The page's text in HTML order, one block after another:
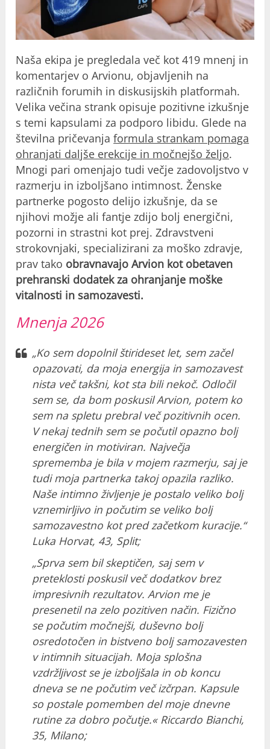
Naša ekipa je pregledala več kot 419 mnenj in
komentarjev o Arvionu, objavljenih na
različnih forumih in diskusijskih platformah.
Velika večina strank opisuje pozitivne izkušnje
s temi kapsulami za podporo libidu. Glede na
številna pričevanjaformula strankam pomaga
ohranjati daljše erekcije in močnejšo željo.
Mnogi pari omenjajo tudi večje zadovoljstvo v
razmerju in izboljšano intimnost. Ženske
partnerke pogosto delijo izkušnje, da se
njihovi možje ali fantje zdijo bolj energični,
pozorni in strastni kot prej. Zdravstveni
strokovnjaki, specializirani za moško zdravje,
prav tako obravnavajo Arvion kot obetaven
prehranski dodatek za ohranjanje moške
vitalnosti in samozavesti.
Mnenja 2026
„Ko sem dopolnil štirideset let, sem začel
opazovati, da moja energija in samozavest
nista več takšni, kot sta bili nekoč. Odločil
sem se, da bom poskusil Arvion, potem ko
sem na spletu prebral več pozitivnih ocen.
V nekaj tednih sem se počutil opazno bolj
energičen in motiviran. Največja
sprememba je bila v mojem razmerju, saj je
tudi moja partnerka takoj opazila razliko.
Naše intimno življenje je postalo veliko bolj
vznemirljivo in počutim se veliko bolj
samozavestno kot pred začetkom kuracije.“
Luka Horvat, 43, Split;
„Sprva sem bil skeptičen, saj sem v
preteklosti poskusil več dodatkov brez
impresivnih rezultatov. Arvion me je
presenetil na zelo pozitiven način. Fizično
se počutim močnejši, duševno bolj
osredotočen in bistveno bolj samozavesten
v intimnih situacijah. Moja splošna
vzdržljivost se je izboljšala in ob koncu
dneva se ne počutim več izčrpan. Kapsule
so postale pomemben del moje dnevne
rutine za dobro počutje.« Riccardo Bianchi,
35, Milano;